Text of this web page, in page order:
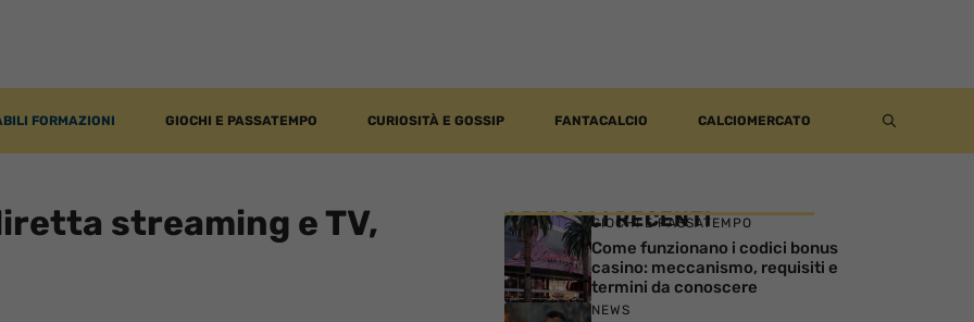
FORMAZIONI GIOCHI E PASSATEMPO CURIOSITÀ E GOSSIP FANTACALCIO CALCIOMERCATO
streaming e TV,
ARTICOLI RECENTI
GIOCHI E PASSATEMPO
Come funzionano i codici bonus
casino: meccanismo, requisiti e
termini da conoscere
NEWS